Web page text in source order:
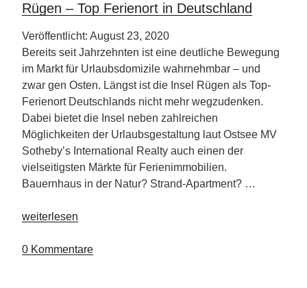
Rügen – Top Ferienort in Deutschland
Veröffentlicht: August 23, 2020
Bereits seit Jahrzehnten ist eine deutliche Bewegung
im Markt für Urlaubsdomizile wahrnehmbar – und
zwar gen Osten. Längst ist die Insel Rügen als Top-
Ferienort Deutschlands nicht mehr wegzudenken.
Dabei bietet die Insel neben zahlreichen
Möglichkeiten der Urlaubsgestaltung laut Ostsee MV
Sotheby’s International Realty auch einen der
vielseitigsten Märkte für Ferienimmobilien.
Bauernhaus in der Natur? Strand-Apartment? …
„Rügen
Top
weiterlesen
0 Kommentare